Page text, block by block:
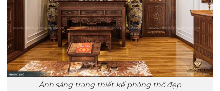
Ánh sáng trong thiết kế phòng thờ đẹp